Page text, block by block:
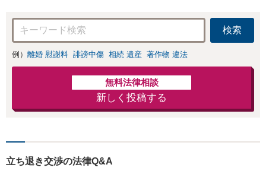
検索
例） 離婚 慰謝料 誹謗中傷 相続 遺産 著作物 違法
無料法律相談
新しく投稿する
立ち退き交渉の法律Q&A